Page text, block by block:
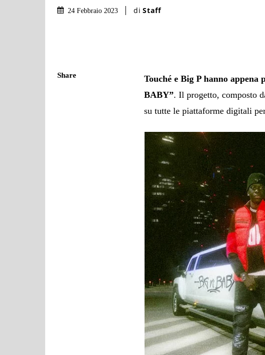
24 Febbraio 2023 di Staff
Share
Touché e Big P hanno
BABY”. Il progetto, composto
su tutte le piattaforme digitali